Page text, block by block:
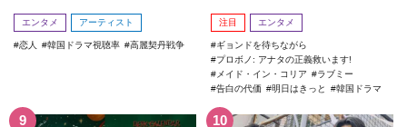
エンタメ アーティスト
恋人 韓国ドラマ視聴率 高麗契丹戦争
注目 エンタメ
ギョンドを待ちながら
プロボノ: アナタの正義救います!
メイド・イン・コリア
ラブミー
告白の代価
明日はきっと 韓国ドラマ